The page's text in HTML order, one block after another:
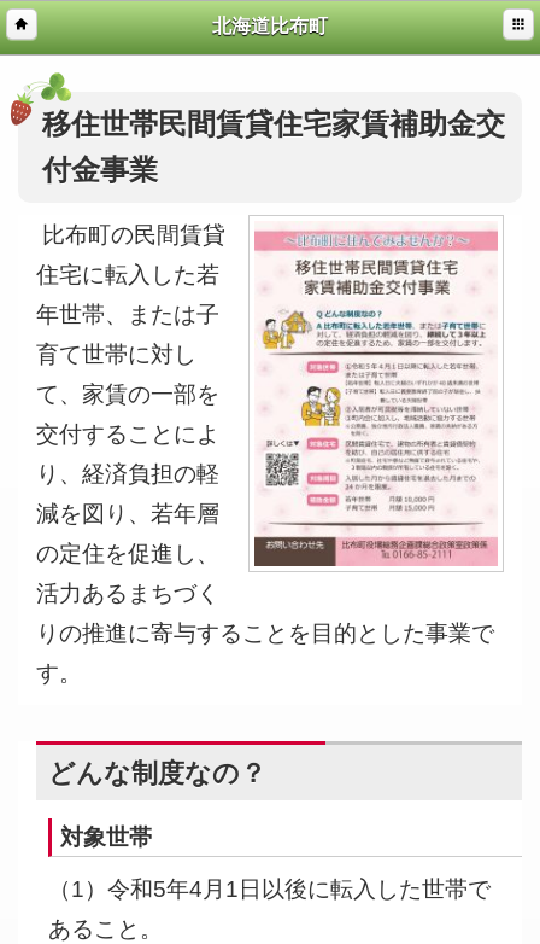
北海道比布町
移住世帯民間賃貸住宅家賃補助金交
付金事業
比布町の民間賃貸
住宅に転入した若
年世帯、または子
育て世帯に対し
て、家賃の一部を
交付することによ
り、経済負担の軽
減を図り、若年層
の定住を促進し、
活力あるまちづく
りの推進に寄与することを目的とした事業で
す。
どんな制度なの？
対象世帯
（1）令和5年4月1日以後に転入した世帯で
あること。